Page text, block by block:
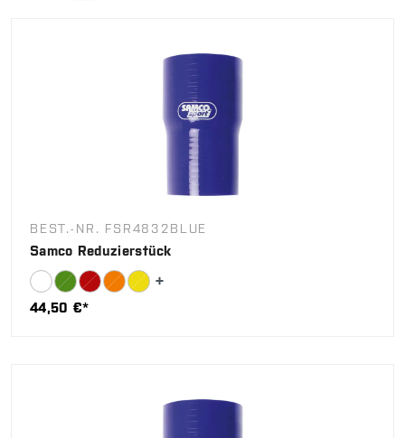
BEST.-NR. FSR4832BLUE
Samco Reduzierstück
44,50 €*